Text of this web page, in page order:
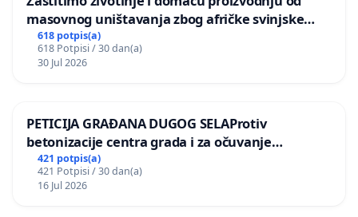
masovnog uništavanja zbog afričke svinjske
kuge
618 potpis(a)
618 Potpisi / 30 dan(a)
30 Jul 2026
PETICIJA GRAĐANA DUGOG SELAProtiv
betonizacije centra grada i za očuvanje
postojećih zelenih površina i odraslih stabala pri
donošenju izmjena urbanističkog plana
421 potpis(a)
421 Potpisi / 30 dan(a)
16 Jul 2026